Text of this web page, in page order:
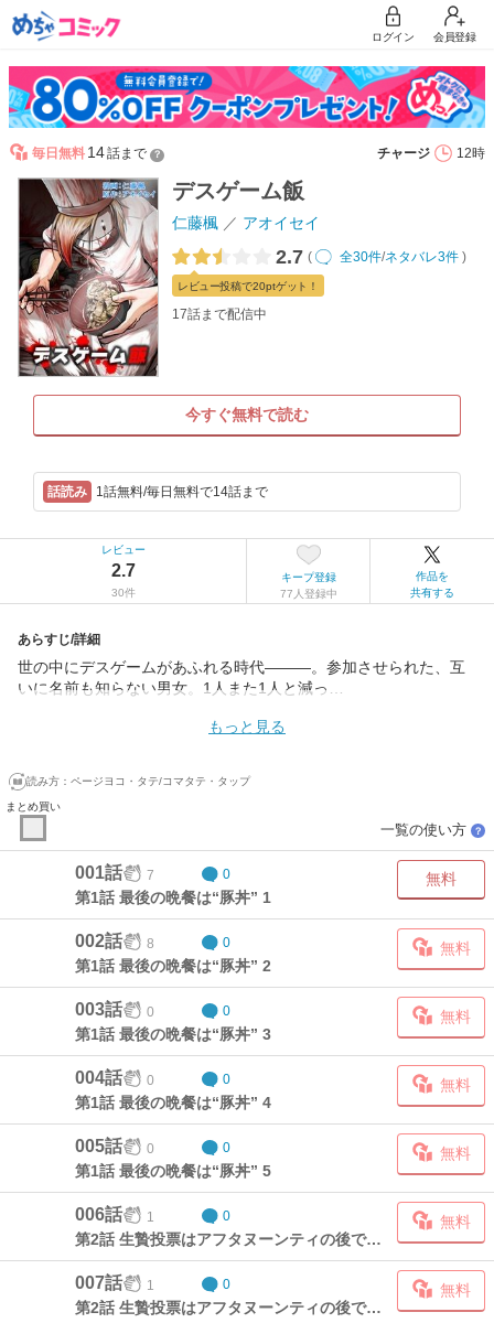
ログイン 会員登録
毎日無料 14話まで ？ チャージ 12時
デスゲーム飯
仁藤楓 アオイセイ
2.7 ( 全30件/ネタバレ3件 )
レビュー投稿で20ptゲット！
17話まで配信中
今すぐ無料で読む
1話無料/毎日無料で14話まで
レビュー
2.7
30件
キープ登録
77人登録中
作品を
共有する
あらすじ/詳細
世の中にデスゲームがあふれる時代―――。参加させられた、互
いに名前も知らない男女。1人また1人と減っ…
もっと見る
読み方： ページヨコ・タテ/コマタテ・タップ
まとめ買い
一覧の使い方 ？
001話 7 0
第1話 最後の晩餐は“豚丼” 1
無料
002話 8 0
第1話 最後の晩餐は“豚丼” 2
無料
003話 0 0
第1話 最後の晩餐は“豚丼” 3
無料
004話 0 0
第1話 最後の晩餐は“豚丼” 4
無料
005話 0 0
第1話 最後の晩餐は“豚丼” 5
無料
006話 1 0
第2話 生贄投票はアフタヌーンティの後で・前編 1
無料
007話 1 0
第2話 生贄投票はアフタヌーンティの後で・前編 2
無料